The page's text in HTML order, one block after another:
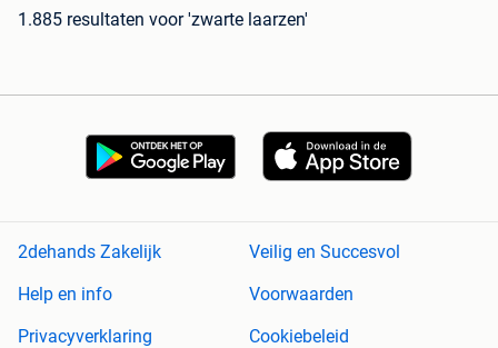
1.885 resultaten voor 'zwarte laarzen'
2dehands Zakelijk
Veilig en Succesvol
Help en info
Voorwaarden
Privacyverklaring
Cookiebeleid